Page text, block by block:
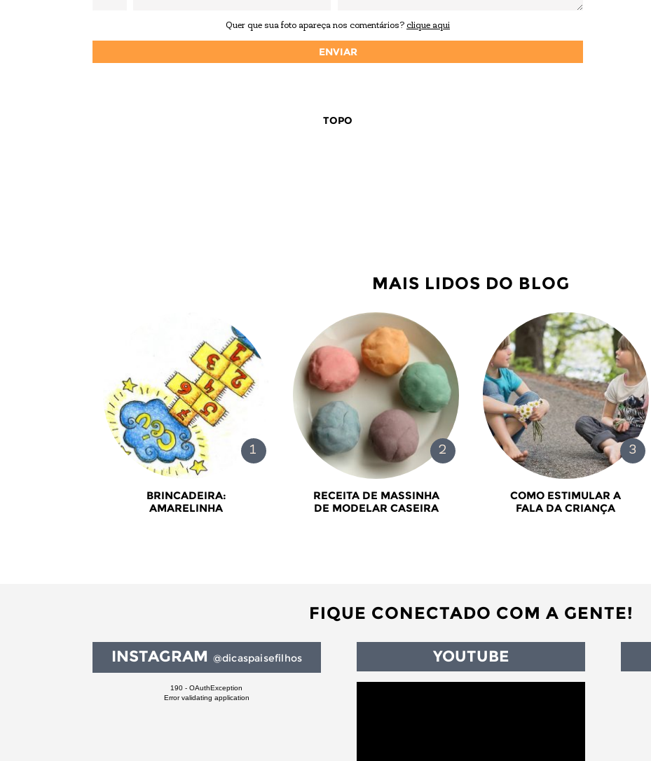
Quer que sua foto apareça nos comentários? clique aqui
TOPO
MAIS LIDOS DO BLOG
BRINCADEIRA:
AMARELINHA
RECEITA DE MASSINHA
DE MODELAR CASEIRA
COMO ESTIMULAR A
FALA DA CRIANÇA
FIQUE CONECTADO COM A GENTE!
INSTAGRAM @dicaspaisefilhos
190 - OAuthException
Error validating application
YOUTUBE